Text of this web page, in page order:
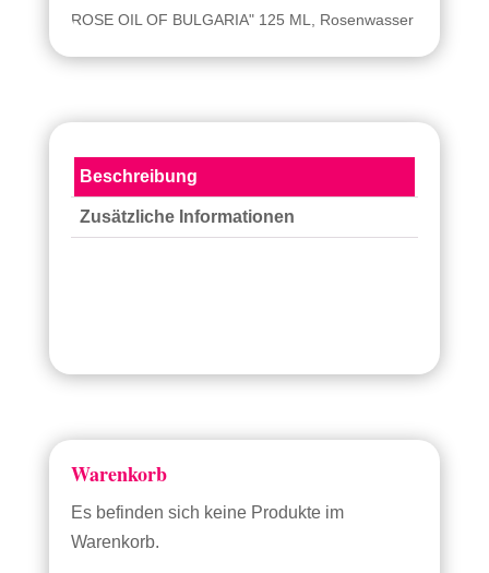
Menge
ROSE OIL OF BULGARIA" 125 ML
Rosenwasser
Beschreibung
Zusätzliche Informationen
Warenkorb
Es befinden sich keine Produkte im
Warenkorb.